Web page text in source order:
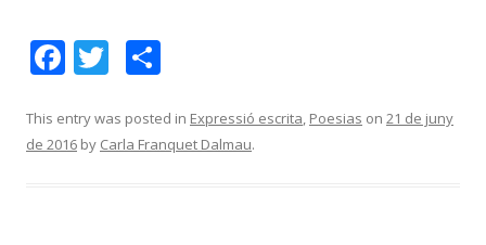
F
e
b
T
itt
er
m
p
This entry was posted in Expressió escrita, Poesias on 21 de juny
de 2016 by Carla Franquet Dalmau.